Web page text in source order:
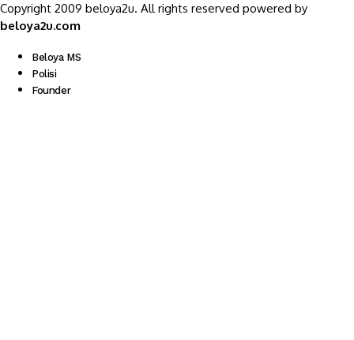
Copyright 2009 beloya2u. All rights reserved powered by
beloya2u.com
Beloya MS
Polisi
Founder